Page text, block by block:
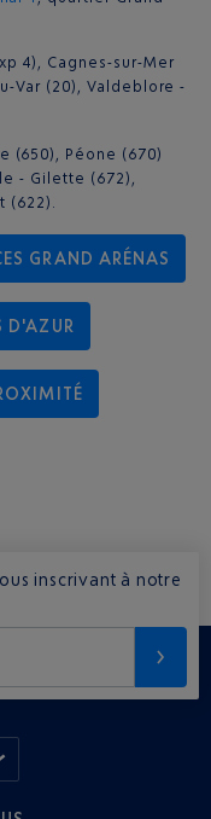
4), Cagnes-sur-Mer
Var (20), Valdeblore -
(650), Péone (670)
- Gilette (672),
(622).
GRAND ARÉNAS
D'AZUR
inscrivant à notre